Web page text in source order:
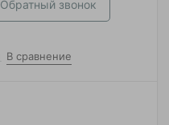
Обратный звонок
В сравнение